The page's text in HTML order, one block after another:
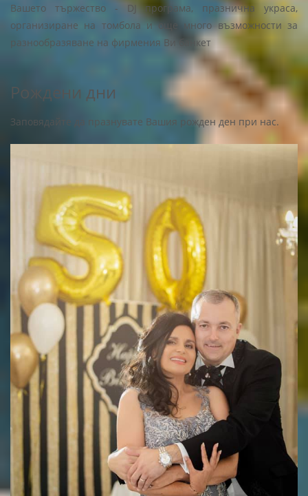
Вашето тържество - DJ програма, празнична украса,
организиране на томбола и още много възможности за
разнообразяване на фирмения Ви банкет
Рождени дни
Заповядайте да празнувате Вашия рожден ден при нас.